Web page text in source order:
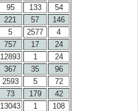
95 133
54
221 57
146
5 2577
4
757 17
24
12893 1
24
367 35
96
2593 5
72
73 179
42
13043 1
108